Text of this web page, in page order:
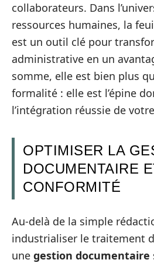
collaborateurs. Dans
ressources humaines, la
est un outil clé pour
administrative en un
somme, elle est bien plus
formalité : elle est l’épine
l’intégration réussie de
OPTIMISER LA
DOCUMENTAIRE
CONFORMITÉ
Au-delà de la simple
industrialiser le traitement
une gestion documentaire